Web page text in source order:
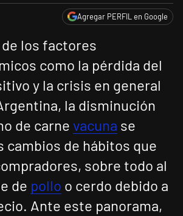
Agregar PERFIL en Google
de los factores
como la pérdida del
y la crisis en general
la disminución
de carne vacuna se
cambios de hábitos que
sobre todo al
de pollo o cerdo debido a
Ante este panorama,